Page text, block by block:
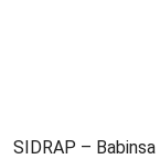
SIDRAP –